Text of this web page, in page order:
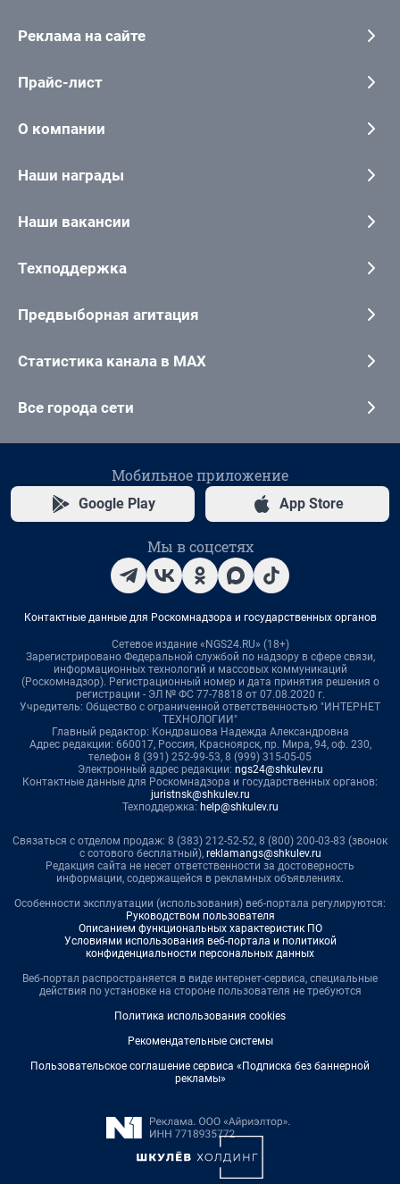
Реклама на сайте
Прайс-лист
О компании
Наши награды
Наши вакансии
Техподдержка
Предвыборная агитация
Статистика канала в MAX
Все города сети
Мобильное приложение
Google Play App Store
Мы в соцсетях
Контактные данные для Роскомнадзора и государственных органов
Сетевое издание «NGS24.RU» (18+)
Зарегистрировано Федеральной службой по надзору в сфере связи,
информационных технологий и массовых коммуникаций
(Роскомнадзор). Регистрационный номер и дата принятия решения о
регистрации - ЭЛ № ФС 77-78818 от 07.08.2020 г.
Учредитель: Общество с ограниченной ответственностью "ИНТЕРНЕТ
ТЕХНОЛОГИИ"
Главный редактор: Кондрашова Надежда Александровна
Адрес редакции: 660017, Россия, Красноярск, пр. Мира, 94, оф. 230,
телефон 8 (391) 252-99-53, 8 (999) 315-05-05
Электронный адрес редакции: ngs24@shkulev.ru
Контактные данные для Роскомнадзора и государственных органов:
juristnsk@shkulev.ru
Техподдержка: help@shkulev.ru
Связаться с отделом продаж: 8 (383) 212-52-52, 8 (800) 200-03-83 (звонок
с сотового бесплатный), reklamangs@shkulev.ru
Редакция сайта не несет ответственности за достоверность
информации, содержащейся в рекламных объявлениях.
Особенности эксплуатации (использования) веб-портала регулируются:
Руководством пользователя
Описанием функциональных характеристик ПО
Условиями использования веб-портала и политикой
конфиденциальности персональных данных
Веб-портал распространяется в виде интернет-сервиса, специальные
действия по установке на стороне пользователя не требуются
Политика использования cookies
Рекомендательные системы
Пользовательское соглашение сервиса «Подписка без баннерной
рекламы»